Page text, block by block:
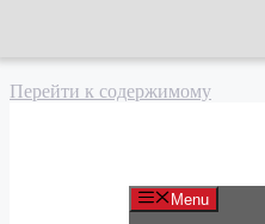
Перейти к содержимому
Menu